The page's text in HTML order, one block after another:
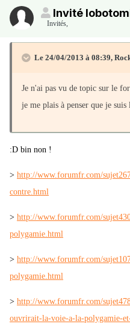
Invité
Invités,
Le 24/04/2013 à 08:39,
Je n'ai pas vu de topic sur le
je me plais à penser que je
:D bin non !
> http://www.forumfr.com/
contre.html
> http://www.forumfr.com/
polygamie.html
> http://www.forumfr.com/
polygamie.html
> http://www.forumfr.com/
ouvrirait-la-voie-a-la-polygamie-